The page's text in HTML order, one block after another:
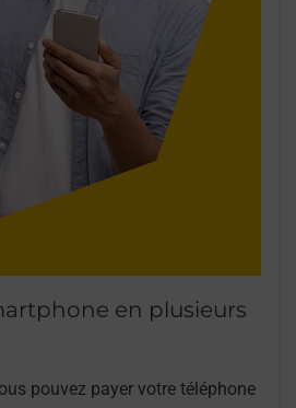
en plusieurs
pouvez payer votre téléphone